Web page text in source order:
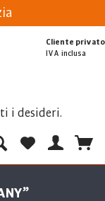
i desideri.
Cliente privato
IVA inclusa